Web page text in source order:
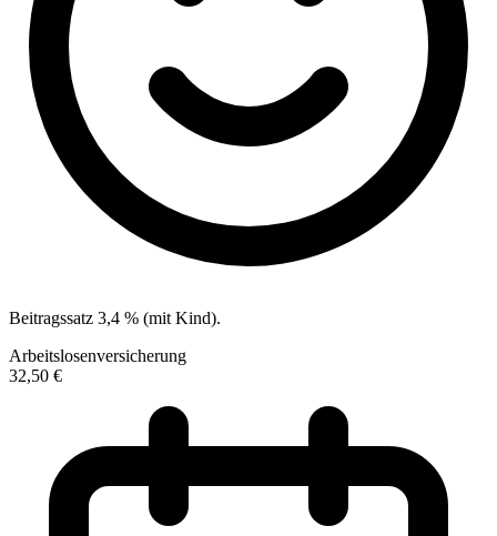
Beitragssatz 3,4 % (mit Kind).
Arbeitslosenversicherung
32,50 €